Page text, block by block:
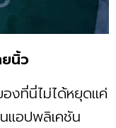
นิ้ว
งที่นี่ไม่ได้หยุดแค่
แอปพลิเคชัน